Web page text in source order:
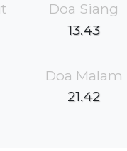
Doa Siang
13.43
Doa Malam
21.42